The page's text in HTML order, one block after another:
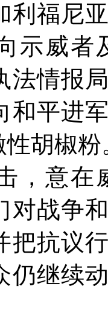
利福尼
示威者
法情报
和平进
胡椒粉
，意在
对战争
把抗议
仍继续